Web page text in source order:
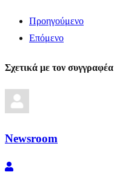
Προηγούμενο
Επόμενο
Σχετικά με τον συγγραφέα
Newsroom
Newsroom